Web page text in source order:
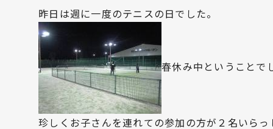
昨日は週に一度のテニスの日でした。
春休み中ということで
珍しくお子さんを連れての参加の方が２名いらっ